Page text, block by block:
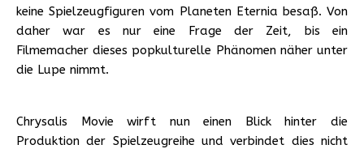
keine Spielzeugfiguren vom Planeten Eternia besaß. Von
daher war es nur eine Frage der Zeit, bis ein
Filmemacher dieses popkulturelle Phänomen näher unter
die Lupe nimmt.
Chrysalis Movie wirft nun einen Blick hinter die
Produktion der Spielzeugreihe und verbindet dies nicht